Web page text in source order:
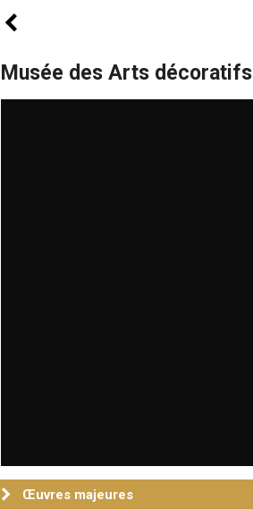
Musée des Arts décoratifs
Œuvres majeures